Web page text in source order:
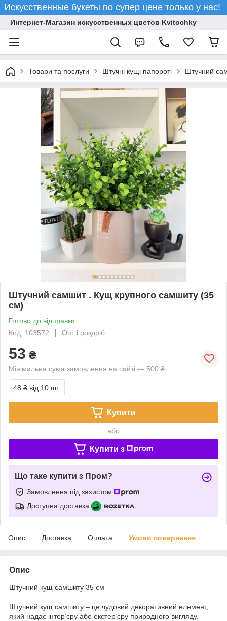
Искусственные букеты по супер цене только у нас!
Интернет-Магазин искусственных цветов Kvitochky
Товари та послуги Штучні кущі папороті Штучний
Штучний самшит . Кущ крупного самшиту (35
см)
Готово до відправки
Код: 103572
Опт і роздріб
53 ₴
Мінімальна сума замовлення на сайті — 500 ₴
48 ₴ від 10 шт.
Купити
або
Купити з
Що таке купити з Пром?
Замовлення під захистом
Доступна доставка
Опис Доставка Оплата Умови повернення
Опис
Штучний кущ самшиту 35 см
Штучний кущ самшиту – це чудовий декоративний елемент,
який надає інтер’єру або екстер’єру природного вигляду.